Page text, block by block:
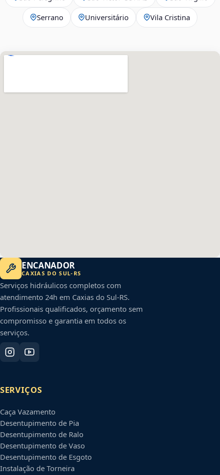
Serrano Universitário Vila Cristina
ENCANADOR
CAXIAS DO SUL- RS
Serviços hidráulicos completos com
atendimento 24h em Caxias do Sul-RS.
Profissionais qualificados, orçamento sem
compromisso e garantia em todos os
serviços.
SERVIÇOS
Caça Vazamento
Desentupimento de Pia
Desentupimento de Ralo
Desentupimento de Vaso
Desentupimento de Esgoto
Instalação de Torneira